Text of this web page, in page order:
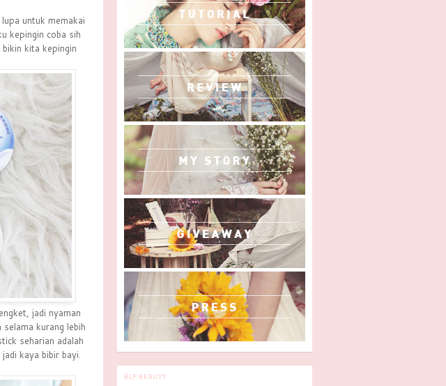
untuk memakai
kepingin coba sih
kita kepingin
jadi nyaman
kurang lebih
seharian adalah
kaya bibir bayi.
BLP BEAUTY